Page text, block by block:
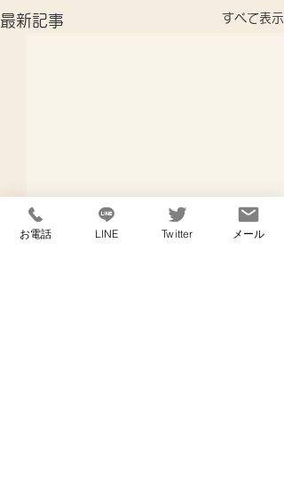
最新記事 すべて表示
お電話 LINE Twitter メール